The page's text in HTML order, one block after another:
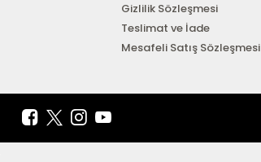
Gizlilik Sözleşmesi
Teslimat ve İade
Mesafeli Satış Sözleşmesi